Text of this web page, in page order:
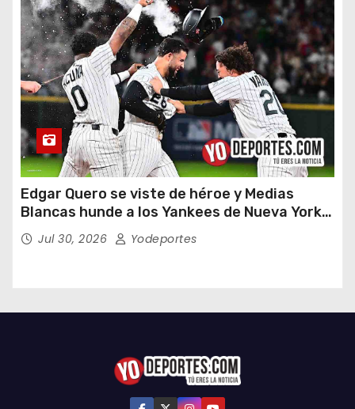
Edgar Quero se viste de héroe y Medias
Blancas hunde a los Yankees de Nueva York
en doce entradas
Jul 30, 2026 Yodeportes